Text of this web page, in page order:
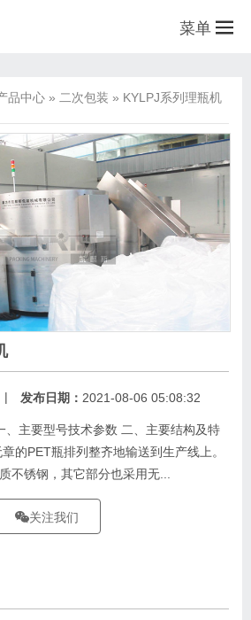
菜单
品中心 » 二次包装 » KYLPJ系列理瓶机
| 发布日期： 2021-08-06 05:08:32
主要型号技术参数 二、主要结构及特
的PET瓶排列整齐地输送到生产线上。
不锈钢，其它部分也采用无...
关注我们